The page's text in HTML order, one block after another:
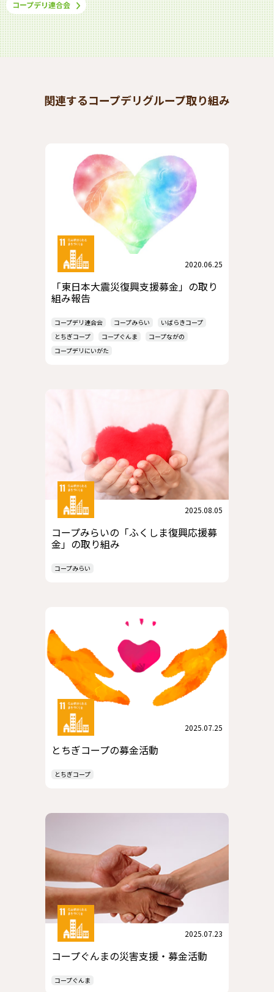
コープデリ連合会
関連するコープデリグループ取り組み
2020.06.25
「東日本大震災復興支援募金」の取り
組み報告
コープデリ連合会 コープみらい
いばらきコープ
とちぎコープ
コープぐんま
コープながの
コープデリにいがた
2025.08.05
コープみらいの「ふくしま復興応援募
金」の取り組み
コープみらい
2025.07.25
とちぎコープの募金活動
とちぎコープ
2025.07.23
コープぐんまの災害支援・募金活動
コープぐんま